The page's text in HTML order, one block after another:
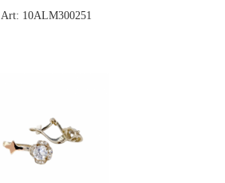
Art: 10ALM300251